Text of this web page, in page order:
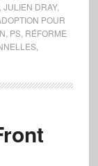
JULIEN DRAY,
POUR
PS, RÉFORME
,